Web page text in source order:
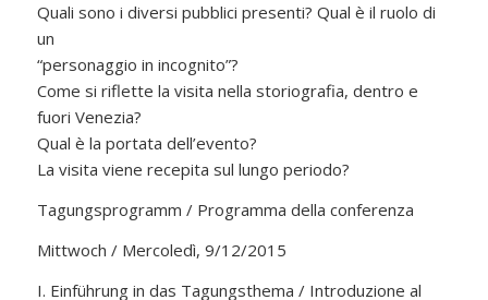
Quali sono i diversi pubblici presenti? Qual è il ruolo di
un
“personaggio in incognito”?
Come si riflette la visita nella storiografia, dentro e
fuori Venezia?
Qual è la portata dell’evento?
La visita viene recepita sul lungo periodo?
Tagungsprogramm / Programma della conferenza
Mittwoch / Mercoledì, 9/12/2015
I. Einführung in das Tagungsthema / Introduzione al